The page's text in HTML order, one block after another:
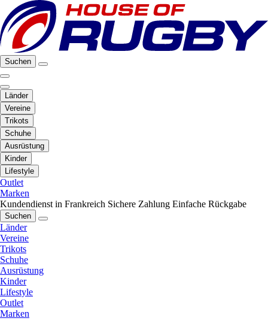
Suchen
Länder
Vereine
Trikots
Schuhe
Ausrüstung
Kinder
Lifestyle
Outlet
Marken
Kundendienst in Frankreich Sichere Zahlung Einfache Rückgabe
Suchen
Länder
Vereine
Trikots
Schuhe
Ausrüstung
Kinder
Lifestyle
Outlet
Marken